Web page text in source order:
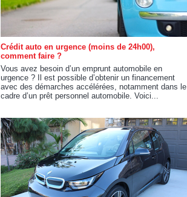
Crédit auto en urgence (moins de 24h00),
comment faire ?
Vous avez besoin d’un emprunt automobile en
urgence ? Il est possible d’obtenir un financement
avec des démarches accélérées, notamment dans le
cadre d’un prêt personnel automobile. Voici...